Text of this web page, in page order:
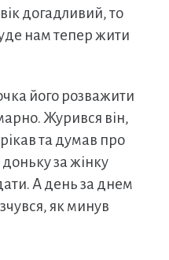
догадливий, то
нам тепер жити
його розважити
Журився він,
та думав про
за жінку
А день за днем
як минув